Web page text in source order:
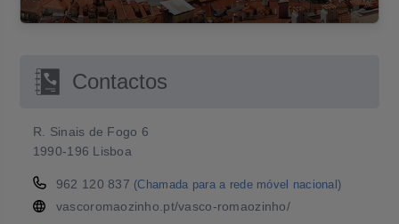
Contactos
R. Sinais de Fogo 6
1990-196 Lisboa
962 120 837 (Chamada para a rede móvel nacional)
vascoromaozinho.pt/vasco-romaozinho/